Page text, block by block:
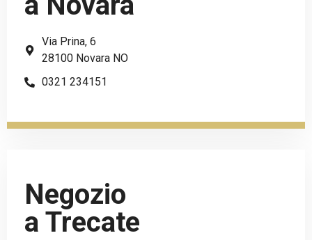
Via Prina, 6
28100 Novara NO
0321 234151
Negozio
a Trecate